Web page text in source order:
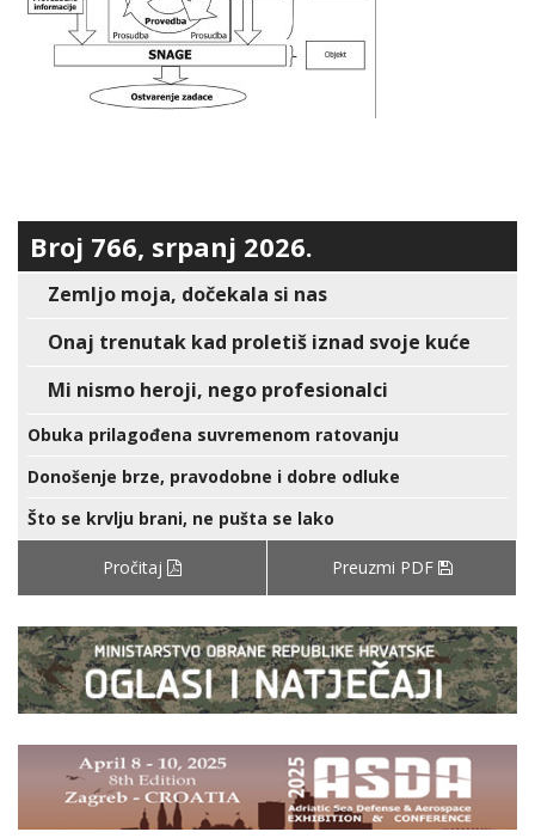
Broj 766, srpanj 2026.
Zemljo moja, dočekala si nas
Onaj trenutak kad proletiš iznad svoje kuće
Mi nismo heroji, nego profesionalci
Obuka prilagođena suvremenom ratovanju
Donošenje brze, pravodobne i dobre odluke
Što se krvlju brani, ne pušta se lako
Pročitaj Preuzmi PDF